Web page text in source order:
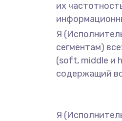
их
Я
сегментам)
(soft, middle и
содержащий
Я